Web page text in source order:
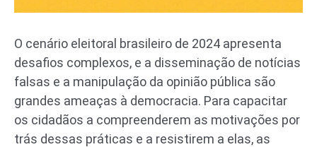
O cenário eleitoral brasileiro de 2024 apresenta
desafios complexos, e a disseminação de notícias
falsas e a manipulação da opinião pública são
grandes ameaças à democracia. Para capacitar
os cidadãos a compreenderem as motivações por
trás dessas práticas e a resistirem a elas, as